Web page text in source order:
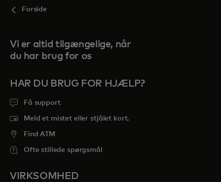
Forside
Vi er altid tilgængelige, når
du har brug for os
HAR DU BRUG FOR HJÆLP?
Få support
Meld et mistet eller stjålet kort.
Find ATM
Ofte stillede spørgsmål
VIRKSOMHED